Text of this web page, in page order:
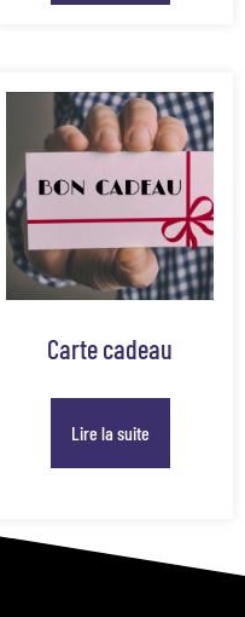
Carte cadeau
Lire la suite